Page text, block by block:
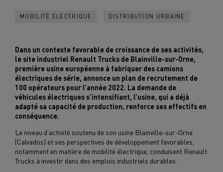
MOBILITÉ ÉLECTRIQUE DISTRIBUTION URBAINE
Dans un contexte favorable de croissance de ses activités,
le site industriel Renault Trucks de Blainville-sur-Orne,
première usine européenne à fabriquer des camions
électriques de série, annonce un plan de recrutement de
100 opérateurs pour l’année 2022. La demande de
véhicules électriques s’intensifiant, l’usine, qui a déjà
adapté sa capacité de production, renforce ses effectifs en
conséquence.
Le niveau d’activité soutenu de son usine Blainville-sur-Orne
(Calvados) et ses perspectives de développement favorables,
notamment en matière de mobilité électrique, conduisent Renault
Trucks à investir dans des emplois industriels durables.